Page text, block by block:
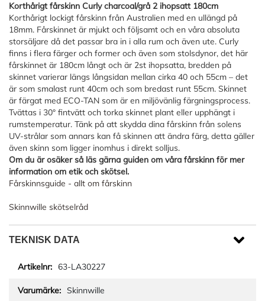
Korthårigt fårskinn Curly charcoal/grå 2 ihopsatt 180cm
Korthårigt lockigt fårskinn från Australien med en ullängd på
18mm. Fårskinnet är mjukt och följsamt och en våra absoluta
storsäljare då det passar bra in i alla rum och även ute. Curly
finns i flera färger och former och även som stolsdynor, det här
fårskinnet är 180cm långt och är 2st ihopsatta, bredden på
skinnet varierar längs långsidan mellan cirka 40 och 55cm – det
är som smalast runt 40cm och som bredast runt 55cm. Skinnet
är färgat med ECO-TAN som är en miljövänlig färgningsprocess.
Tvättas i 30° fintvätt och torka skinnet plant eller upphängt i
rumstemperatur. Tänk på att skydda dina fårskinn från solens
UV-strålar som annars kan få skinnen att ändra färg, detta gäller
även skinn som ligger inomhus i direkt solljus.
Om du är osäker så läs gärna guiden om våra fårskinn för mer
information om etik och skötsel.
Fårskinnsguide - allt om fårskinn
Skinnwille skötselråd
TEKNISK DATA
63-LA30227
Skinnwille